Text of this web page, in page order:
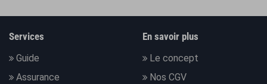
Services
Guide
Assurance
En savoir plus
Le concept
Nos CGV